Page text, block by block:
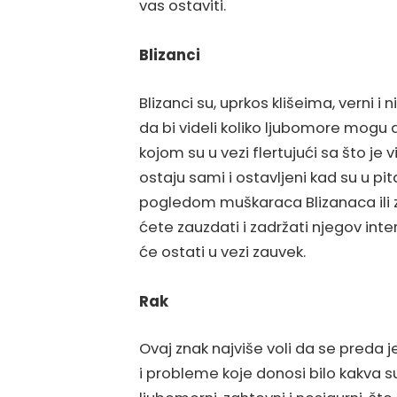
vas ostaviti.
Blizanci
Blizanci su, uprkos klišeima, verni
da bi videli koliko ljubomore mogu
kojom su u vezi flertujući sa što je
ostaju sami i ostavljeni kad su u
pogledom muškaraca Blizanaca ili
ćete zauzdati i zadržati njegov
će ostati u vezi zauvek.
Rak
Ovaj znak najviše voli da se preda
i probleme koje donosi bilo kakva